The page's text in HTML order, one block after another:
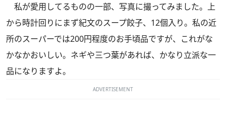
私が愛用してるものの一部、写真に撮ってみました。上
から時計回りにまず紀文のスープ餃子、12個入り。私の近
所のスーパーでは200円程度のお手頃品ですが、これがな
かなかおいしい。ネギや三つ葉があれば、かなり立派な一
品になりますよ。
ADVERTISEMENT